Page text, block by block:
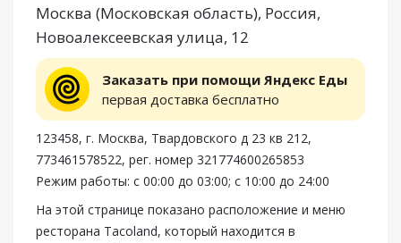
Москва (Московская область), Россия,
Новоалексеевская улица, 12
Заказать при помощи Яндекс Еды
первая доставка бесплатно
123458, г. Москва, Твардовского д 23 кв 212,
773461578522, рег. номер 321774600265853
Режим работы: с 00:00 до 03:00; с 10:00 до 24:00
На этой странице показано расположение и меню
ресторана Tacoland, который находится в